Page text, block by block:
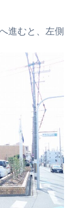
進むと、左側